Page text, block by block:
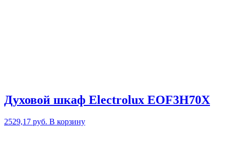
Духовой шкаф Electrolux EOF3H70X
2529,17 руб. В корзину